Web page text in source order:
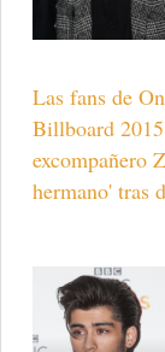
Las fans de
Billboard
excompañero
hermano' tras